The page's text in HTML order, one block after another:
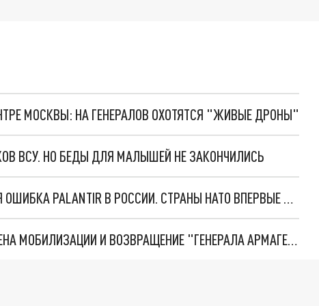
МОСКВЫ: НА ГЕНЕРАЛОВ ОХОТЯТСЯ "ЖИВЫЕ ДРОНЫ"
ВСУ. НО БЕДЫ ДЛЯ МАЛЫШЕЙ НЕ ЗАКОНЧИЛИСЬ
"ОЧЕНЬ ПЛОХИЕ НОВОСТИ": БОЛЬШАЯ ОШИБКА PALANTIR В РОССИИ. СТРАНЫ НАТО ВПЕРВЫЕ ЗА СВО ОСТАНОВИЛИ ПОСТАВКИ ОРУЖИЯ. ВСУ ТЕРЯЮТ ПРИГРАНИЧЬЕ?
ТРИ ГЛАВНЫХ ИНСАЙДА ОБ СВО. ОТМЕНА МОБИЛИЗАЦИИ И ВОЗВРАЩЕНИЕ "ГЕНЕРАЛА АРМАГЕДДОНА"? ОТЛИЧНЫЕ НОВОСТИ, КОТОРЫЕ ЖДАЛИ ВСЕ